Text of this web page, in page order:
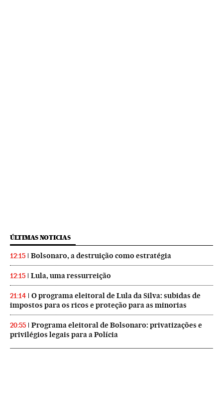
ÚLTIMAS NOTICIAS
12:15 Bolsonaro, a destruição como estratégia
12:15 Lula, uma ressurreição
21:14
O programa eleitoral de Lula da Silva: subidas de
impostos para os ricos e proteção para as minorias
20:55
Programa eleitoral de Bolsonaro: privatizações e
privilégios legais para a Polícia